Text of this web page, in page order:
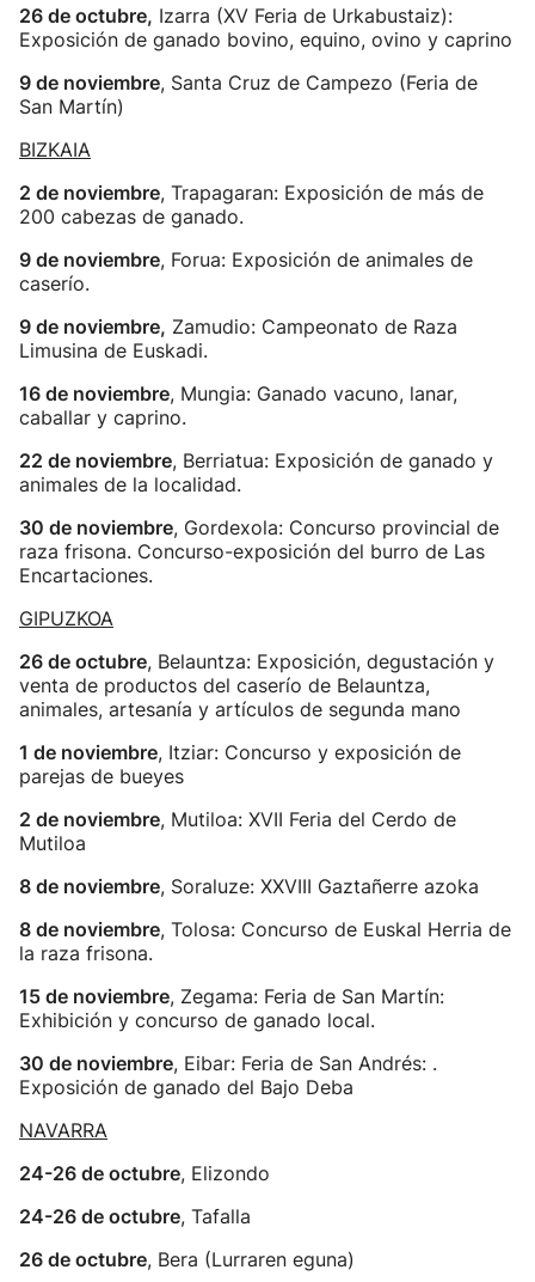
26 de octubre, Izarra (XV Feria de Urkabustaiz):
Exposición de ganado bovino, equino, ovino y caprino
9 de noviembre, Santa Cruz de Campezo (Feria de
San Martín)
BIZKAIA
2 de noviembre, Trapagaran: Exposición de más de
200 cabezas de ganado.
9 de noviembre, Forua: Exposición de animales de
caserío.
9 de noviembre, Zamudio: Campeonato de Raza
Limusina de Euskadi.
16 de noviembre, Mungia: Ganado vacuno, lanar,
caballar y caprino.
22 de noviembre, Berriatua: Exposición de ganado y
animales de la localidad.
30 de noviembre, Gordexola: Concurso provincial de
raza frisona. Concurso-exposición del burro de Las
Encartaciones.
GIPUZKOA
26 de octubre, Belauntza: Exposición, degustación y
venta de productos del caserío de Belauntza,
animales, artesanía y artículos de segunda mano
1 de noviembre, Itziar: Concurso y exposición de
parejas de bueyes
2 de noviembre, Mutiloa: XVII Feria del Cerdo de
Mutiloa
8 de noviembre, Soraluze: XXVIII Gaztañerre azoka
8 de noviembre, Tolosa: Concurso de Euskal Herria de
la raza frisona.
15 de noviembre, Zegama: Feria de San Martín:
Exhibición y concurso de ganado local.
30 de noviembre, Eibar: Feria de San Andrés: .
Exposición de ganado del Bajo Deba
NAVARRA
24-26 de octubre, Elizondo
24-26 de octubre, Tafalla
26 de octubre, Bera (Lurraren eguna)